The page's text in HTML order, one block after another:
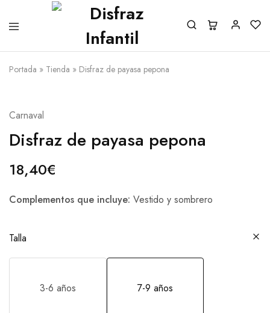
Portada » Tienda » Disfraz de payasa pepona
Carnaval
Disfraz de payasa pepona
18,40€
Complementos que incluye: Vestido y sombrero
Talla
3-6 años 7-9 años